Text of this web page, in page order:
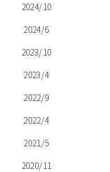
2024/10
2024/6
2023/10
2023/4
2022/9
2022/4
2021/5
2020/11